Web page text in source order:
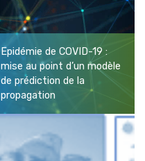
Epidémie de COVID-19 :
mise au point d’un modèle
de prédiction de la
propagation